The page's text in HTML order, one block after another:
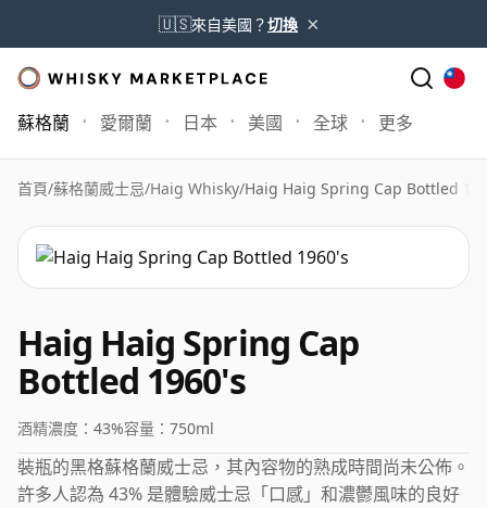
🇺🇸來自美國？切換 ×
蘇格蘭 愛爾蘭 日本 美國 全球 更多
首頁/蘇格蘭威士忌/Haig Whisky/Haig Haig Spring Cap Bottled
Haig Haig Spring Cap
Bottled 1960's
酒精濃度： 43%容量： 750ml
裝瓶的黑格蘇格蘭威士忌，其內容物的熟成時間尚未公佈。
許多人認為 43% 是體驗威士忌「口感」和濃鬱風味的良好